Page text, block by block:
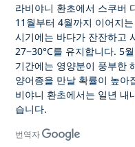
라비야니 환초에서 스쿠버
11월부터 4월까지 이어지
시기에는 바다가 잔잔하고
27~30°C를 유지합니다. 5
기간에는 영양분이 풍부한
양어종을 만날 확률이 높
비야니 환초에서는 일년 내
습니다.
번역자